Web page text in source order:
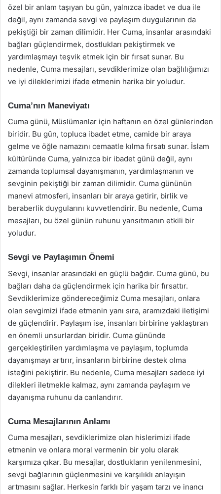
özel bir anlam taşıyan bu gün, yalnızca ibadet ve dua ile
değil, aynı zamanda sevgi ve paylaşım duygularının da
pekiştiği bir zaman dilimidir. Her Cuma, insanlar arasındaki
bağları güçlendirmek, dostlukları pekiştirmek ve
yardımlaşmayı teşvik etmek için bir fırsat sunar. Bu
nedenle, Cuma mesajları, sevdiklerimize olan bağlılığımızı
ve iyi dileklerimizi ifade etmenin harika bir yoludur.
Cuma’nın Maneviyatı
Cuma günü, Müslümanlar için haftanın en özel günlerinden
biridir. Bu gün, topluca ibadet etme, camide bir araya
gelme ve öğle namazını cemaatle kılma fırsatı sunar. İslam
kültüründe Cuma, yalnızca bir ibadet günü değil, aynı
zamanda toplumsal dayanışmanın, yardımlaşmanın ve
sevginin pekiştiği bir zaman dilimidir. Cuma gününün
manevi atmosferi, insanları bir araya getirir, birlik ve
beraberlik duygularını kuvvetlendirir. Bu nedenle, Cuma
mesajları, bu özel günün ruhunu yansıtmanın etkili bir
yoludur.
Sevgi ve Paylaşımın Önemi
Sevgi, insanlar arasındaki en güçlü bağdır. Cuma günü, bu
bağları daha da güçlendirmek için harika bir fırsattır.
Sevdiklerimize göndereceğimiz Cuma mesajları, onlara
olan sevgimizi ifade etmenin yanı sıra, aramızdaki iletişimi
de güçlendirir. Paylaşım ise, insanları birbirine yaklaştıran
en önemli unsurlardan biridir. Cuma gününde
gerçekleştirilen yardımlaşma ve paylaşım, toplumda
dayanışmayı artırır, insanların birbirine destek olma
isteğini pekiştirir. Bu nedenle, Cuma mesajları sadece iyi
dilekleri iletmekle kalmaz, aynı zamanda paylaşım ve
dayanışma ruhunu da canlandırır.
Cuma Mesajlarının Anlamı
Cuma mesajları, sevdiklerimize olan hislerimizi ifade
etmenin ve onlara moral vermenin bir yolu olarak
karşımıza çıkar. Bu mesajlar, dostlukların yenilenmesini,
sevgi bağlarının güçlenmesini ve karşılıklı anlayışın
artmasını sağlar. Herkesin farklı bir yaşam tarzı ve inancı